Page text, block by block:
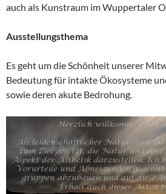
auch als Kunstraum im Wuppertaler
Ausstellungsthema
Es geht um die Schönheit unserer
Bedeutung für intakte Ökosysteme
sowie deren akute Bedrohung.